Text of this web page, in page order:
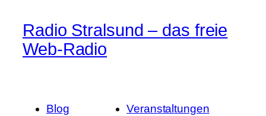
Radio Stralsund – das freie
Web-Radio
Blog
Veranstaltungen